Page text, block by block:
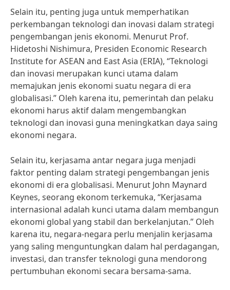
Selain itu, penting juga untuk memperhatikan
perkembangan teknologi dan inovasi dalam strategi
pengembangan jenis ekonomi. Menurut Prof.
Hidetoshi Nishimura, Presiden Economic Research
Institute for ASEAN and East Asia (ERIA), “Teknologi
dan inovasi merupakan kunci utama dalam
memajukan jenis ekonomi suatu negara di era
globalisasi.” Oleh karena itu, pemerintah dan pelaku
ekonomi harus aktif dalam mengembangkan
teknologi dan inovasi guna meningkatkan daya saing
ekonomi negara.
Selain itu, kerjasama antar negara juga menjadi
faktor penting dalam strategi pengembangan jenis
ekonomi di era globalisasi. Menurut John Maynard
Keynes, seorang ekonom terkemuka, “Kerjasama
internasional adalah kunci utama dalam membangun
ekonomi global yang stabil dan berkelanjutan.” Oleh
karena itu, negara-negara perlu menjalin kerjasama
yang saling menguntungkan dalam hal perdagangan,
investasi, dan transfer teknologi guna mendorong
pertumbuhan ekonomi secara bersama-sama.